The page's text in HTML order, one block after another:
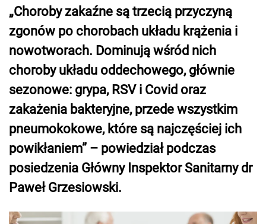
„Choroby zakaźne są trzecią przyczyną
zgonów po chorobach układu krążenia i
nowotworach. Dominują wśród nich
choroby układu oddechowego, głównie
sezonowe: grypa, RSV i Covid oraz
zakażenia bakteryjne, przede wszystkim
pneumokokowe, które są najczęściej ich
powikłaniem” – powiedział podczas
posiedzenia Główny Inspektor Sanitarny dr
Paweł Grzesiowski.